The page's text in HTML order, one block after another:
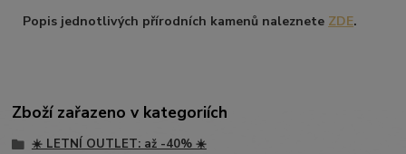
Popis jednotlivých přírodních kamenů naleznete ZDE.
Zboží zařazeno v kategoriích
☀️ LETNÍ OUTLET: až -40% ☀️